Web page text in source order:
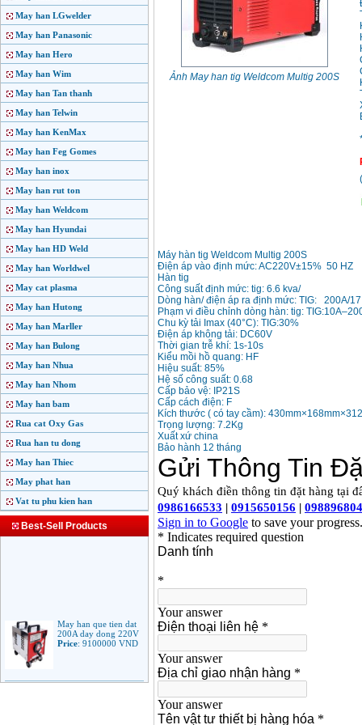
May han LGwelder
May han Panasonic
May han Hero
May han Wim
May han Tan thanh
May han Telwin
May han KenMax
May han Feg Gomes
May han inox
May han rut ton
May han Weldcom
May han Hyundai
May han HD Weld
May han Worldwel
May cat plasma
May han Hutong
May han Marller
May han Bulong
May han Nhua
May han Nhom
May han bam
Rua cat Oxy Gas
Rua han tu dong
May han Thiec
May phat han
Vat tu phu kien han
Best-Sell Products
May han que tien dat
200A day dong 220V
Price:9100000 VND
Ảnh May han tig Weldcom Multig 200S
(
Máy hàn tig Weldcom Multig 200S
Điện áp vào định mức: AC220V±15% 50 HZ
Hàn tig
Công suất định mức: tig: 6.6 kva/
Dòng hàn/ điện áp ra định mức: TIG: 200A/
Phạm vi điều chỉnh dòng hàn: tig:
Chu kỳ tải Imax (40°C): TIG:30%
Điện áp không tải: DC60V
Thời gian trễ khí: 1s-10s
Kiểu mồi hồ quang: HF
Hiệu suất: 85%
Hệ số công suất: 0.68
Cấp bảo vệ: IP21S
Cấp cách điện: F
Kích thước ( có tay cầm):
Trọng lượng: 7.2Kg
Xuất xứ china
Bảo hành 12 tháng